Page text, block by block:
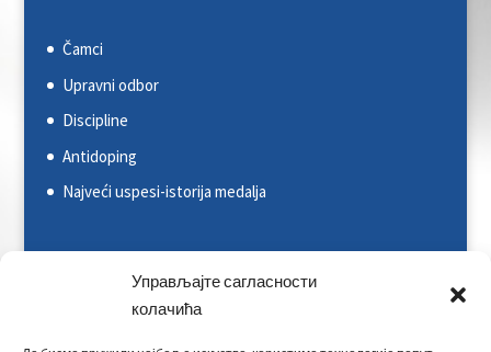
Управљајте сагласности
колачића
Čamci
Upravni odbor
Discipline
Antidoping
Najveći uspesi-istorija medalja
Svetska kajakaška federacija (ICF)
Evropska kajakaška asocijacija (ECA)
Rezultati na nacionalnim takmičenjima